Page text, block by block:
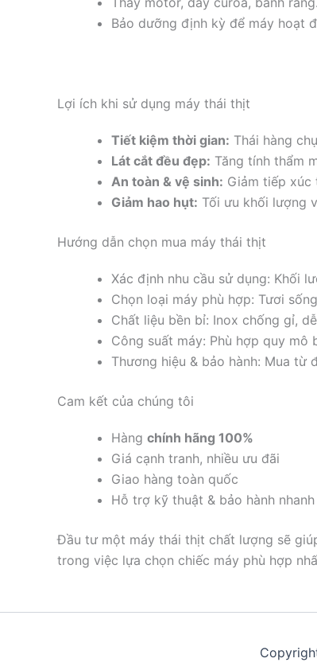
Bảo dưỡng định kỳ để máy hoạt
Lợi ích khi sử dụng máy thái thịt
Tiết kiệm thời gian: Thái hàng
Lát cắt đều đẹp: Tăng tính thẩm
An toàn & vệ sinh: Giảm tiếp xúc
Giảm hao hụt: Tối ưu khối lượng
Hướng dẫn chọn mua máy thái thịt
Xác định nhu cầu sử dụng: Khối
Chọn loại máy phù hợp: Tươi
Chất liệu bền bỉ: Inox chống gỉ,
Công suất máy: Phù hợp quy mô
Thương hiệu & bảo hành: Mua từ
Cam kết của chúng tôi
Hàng chính hãng 100%
Giá cạnh tranh, nhiều ưu đãi
Giao hàng toàn quốc
Hỗ trợ kỹ thuật & bảo hành
Đầu tư một máy thái thịt chất lượng sẽ
trong việc lựa chọn chiếc máy phù hợp